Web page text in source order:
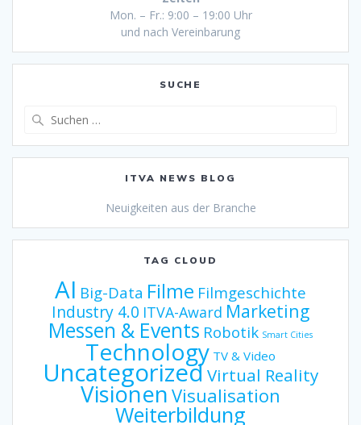
Mon. – Fr.: 9:00 – 19:00 Uhr
und nach Vereinbarung
SUCHE
ITVA NEWS BLOG
Neuigkeiten aus der Branche
TAG CLOUD
AI Big-Data Filme Filmgeschichte
Industry 4.0 ITVA-Award Marketing
Messen & Events Robotik Smart Cities
Technology TV & Video
UncategorizedVirtual Reality
Visionen Visualisation
Weiterbildung